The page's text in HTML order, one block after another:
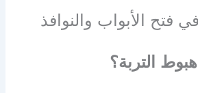
فتح الأبواب والنوافذ
التربة؟